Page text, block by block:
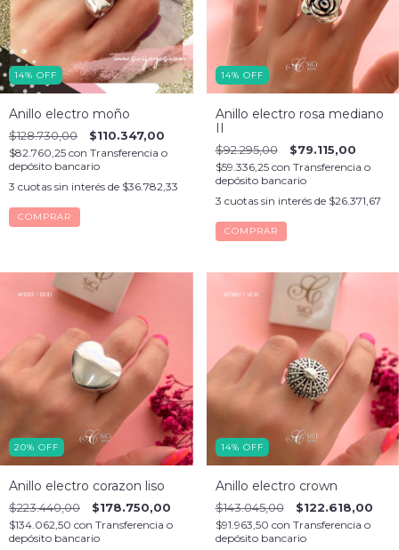
14% OFF
Anillo electro moño
$128.730,00 $110.347,00
$82.760,25 con Transferencia o
depósito bancario
3 cuotas sin interés de $36.782,33
COMPRAR
14% OFF
Anillo electro rosa mediano
II
$92.295,00 $79.115,00
$59.336,25 con Transferencia o
depósito bancario
3 cuotas sin interés de $26.371,67
COMPRAR
20% OFF
Anillo electro corazon liso
$223.440,00 $178.750,00
$134.062,50 con Transferencia o
depósito bancario
14% OFF
Anillo electro crown
$143.045,00 $122.618,00
$91.963,50 con Transferencia o
depósito bancario